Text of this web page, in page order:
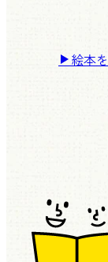
絵本